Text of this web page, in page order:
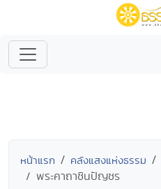
หน้าแรก คลังแสงแห่งธรรม
พระคาถาชินปัญชร